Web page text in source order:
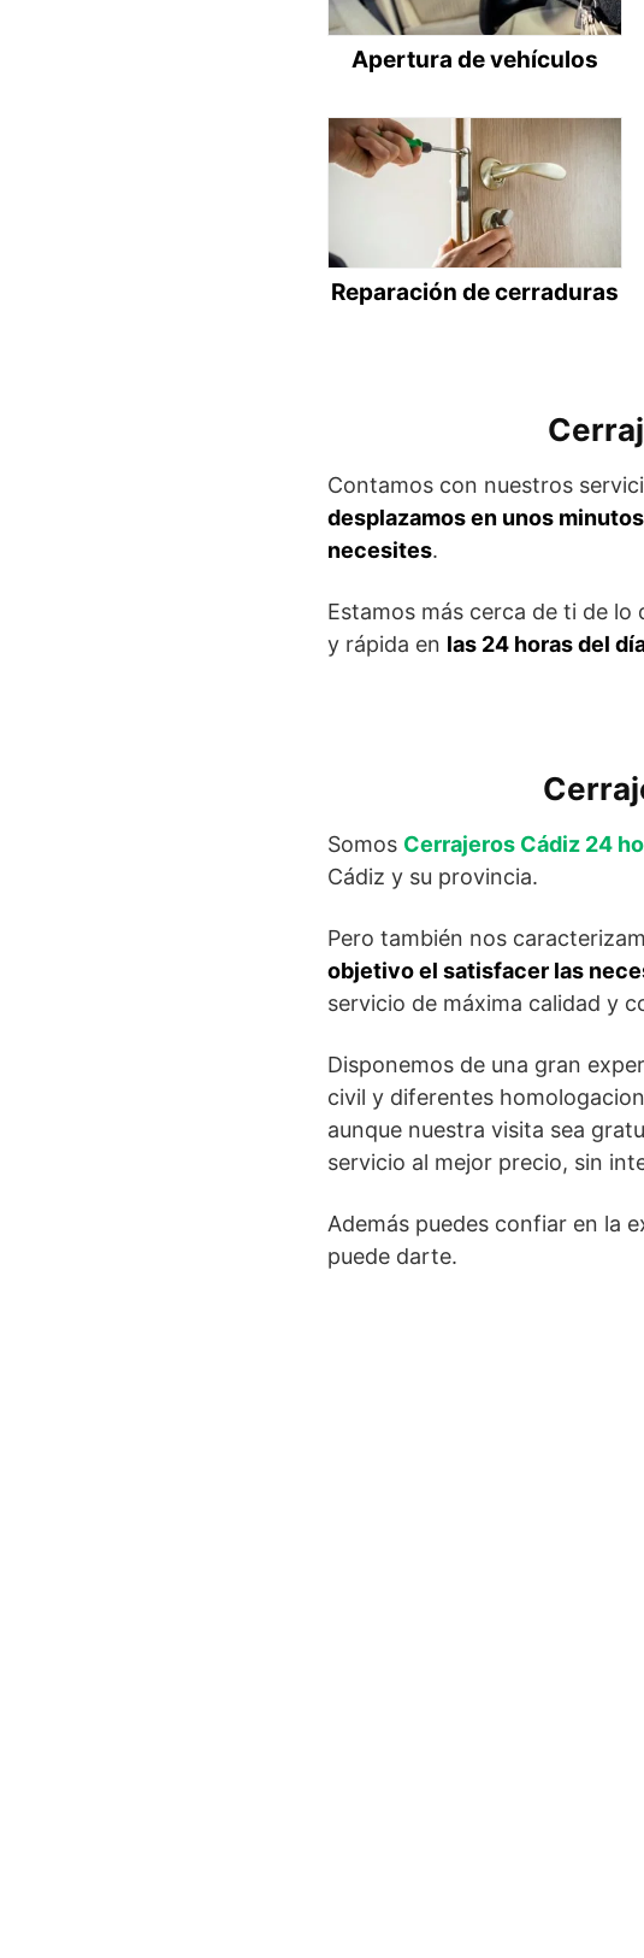
Apertura de vehículos
Reparación de cerraduras
Contamos con nuestros
desplazamos en unos
necesites.
Estamos más cerca de ti de
y rápida en las 24 horas del
Somos Cerrajeros Cádiz 24
Cádiz y su provincia.
Pero también nos
objetivo el satisfacer las
servicio de máxima calidad y
Disponemos de una gran
civil y diferentes
aunque nuestra visita sea
servicio al mejor precio, sin
Además puedes confiar en la
puede darte.